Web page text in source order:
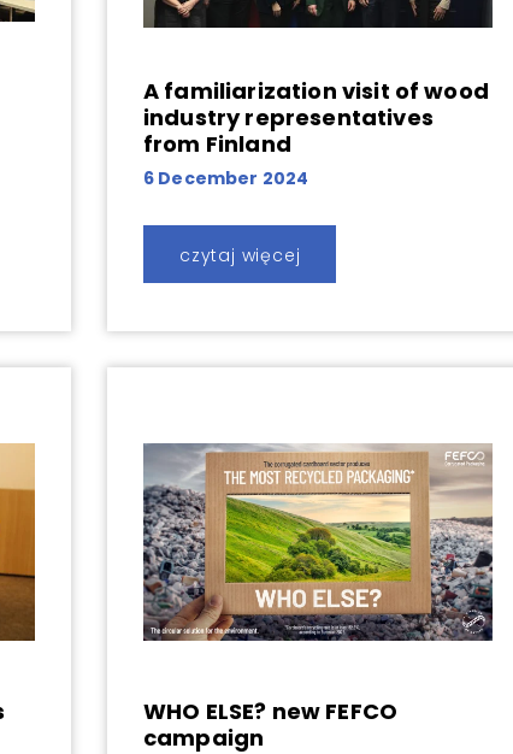
A familiarization visit of wood
industry representatives
from Finland
6 December 2024
czytaj więcej
WHO ELSE? new FEFCO
campaign